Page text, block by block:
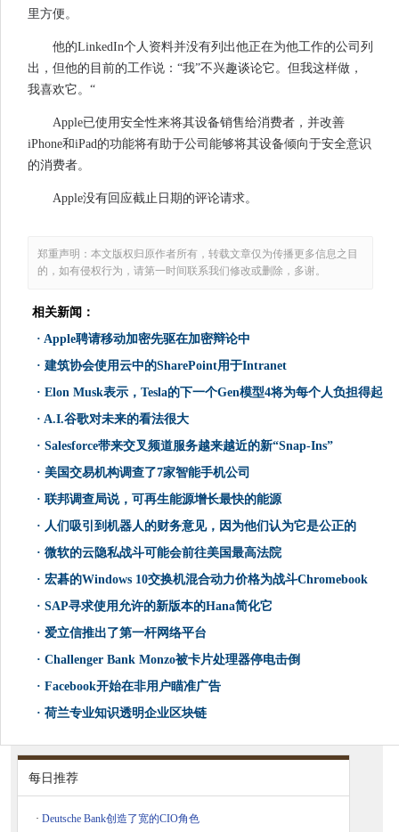
里方便。
他的LinkedIn个人资料并没有列出他正在为他工作的公司列
出，但他的目前的工作说：“我”不兴趣谈论它。但我这样做，
我喜欢它。“
Apple已使用安全性来将其设备销售给消费者，并改善
iPhone和iPad的功能将有助于公司能够将其设备倾向于安全意识
的消费者。
Apple没有回应截止日期的评论请求。
郑重声明：本文版权归原作者所有，转载文章仅为传播更多信息之目
的，如有侵权行为，请第一时间联系我们修改或删除，多谢。
相关新闻：
· Apple聘请移动加密先驱在加密辩论中
· 建筑协会使用云中的SharePoint用于Intranet
· Elon Musk表示，Tesla的下一个Gen模型4将为每个人负担得起
· A.I.谷歌对未来的看法很大
· Salesforce带来交叉频道服务越来越近的新“Snap-Ins”
· 美国交易机构调查了7家智能手机公司
· 联邦调查局说，可再生能源增长最快的能源
· 人们吸引到机器人的财务意见，因为他们认为它是公正的
· 微软的云隐私战斗可能会前往美国最高法院
· 宏碁的Windows 10交换机混合动力价格为战斗Chromebook
· SAP寻求使用允许的新版本的Hana简化它
· 爱立信推出了第一杆网络平台
· Challenger Bank Monzo被卡片处理器停电击倒
· Facebook开始在非用户瞄准广告
· 荷兰专业知识透明企业区块链
每日推荐
· Deutsche Bank创造了宽的CIO角色